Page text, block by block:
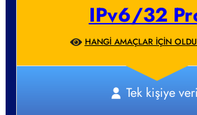
IPv6/32
HANGI AMAÇLAR IÇIN
Tek kişiye